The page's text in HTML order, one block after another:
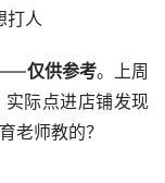
打人
——仅供参考。上周
实际点进店铺发现
老师教的？